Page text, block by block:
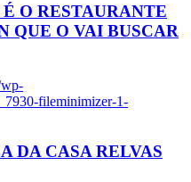
O RESTAURANTE
QUE O VAI BUSCAR
fileminimizer-1-
DA CASA RELVAS